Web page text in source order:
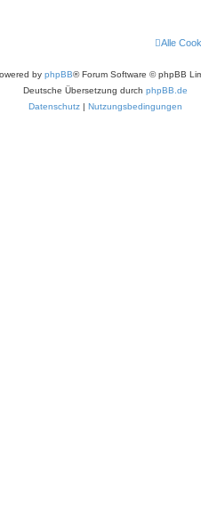
Alle
by phpBB® Forum Software © phpBB
Deutsche Übersetzung durch phpBB.de
Datenschutz | Nutzungsbedingungen